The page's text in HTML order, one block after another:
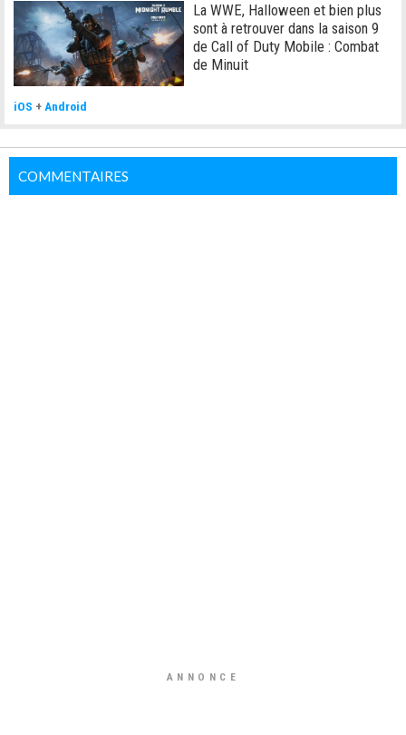
La WWE, Halloween et bien plus
sont à retrouver dans la saison 9
de Call of Duty Mobile : Combat
de Minuit
iOS + Android
COMMENTAIRES
ANNONCE